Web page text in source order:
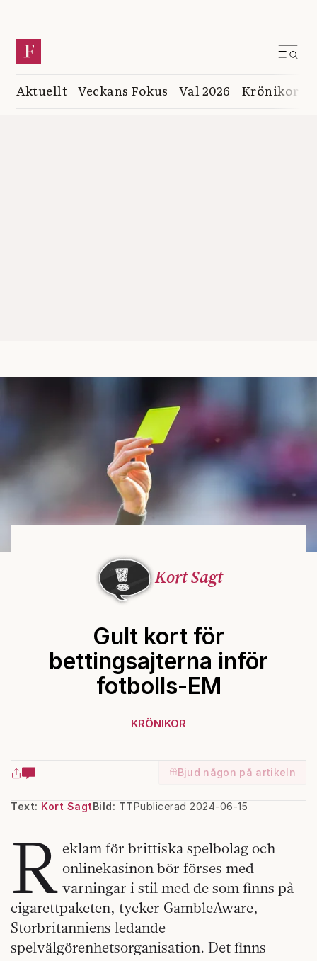
Aktuellt Veckans Fokus Val 2026 Krönikor
Kort Sagt
Gult kort för
bettingsajterna inför
fotbolls-EM
KRÖNIKOR
Bjud någon på artikeln
Text: Kort Sagt Publicerad 2024-06-15
Bild: TT
R eklam för brittiska spelbolag och
onlinekasinon bör förses med
varningar i stil med de som finns på
cigarettpaketen, tycker GambleAware,
Storbritanniens ledande
spelvälgörenhetsorganisation. Det finns